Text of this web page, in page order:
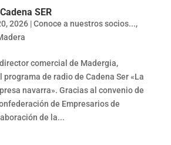
SER
2026|Conoce a nuestros socios...,
comercial de Madergia,
de radio de Cadena Ser «La
navarra». Gracias al convenio de
de Empresarios de
de la...